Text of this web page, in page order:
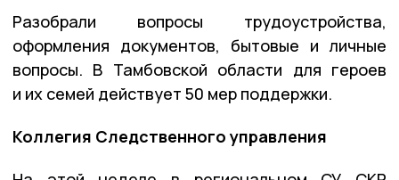
Разобрали вопросы трудоустройства,
оформления документов, бытовые и личные
вопросы. В Тамбовской области для героев
и их семей действует 50 мер поддержки.
Коллегия Следственного управления